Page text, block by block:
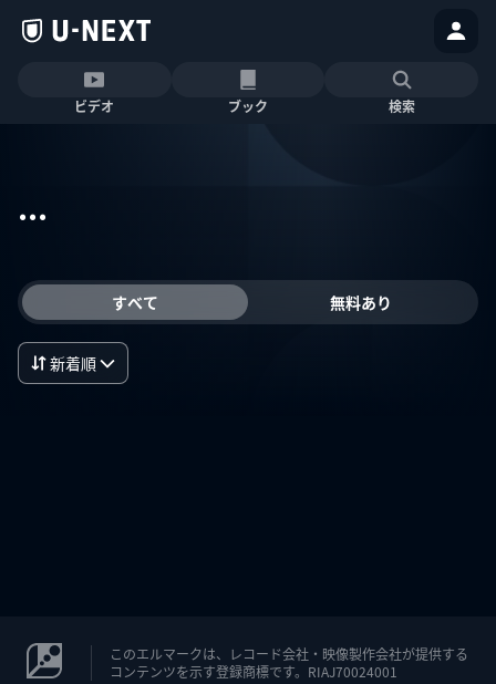
ビデオ ブック 検索
...
すべて 無料あり
新着順
このエルマークは、レコード会社・映像製作会社が提供する
コンテンツを示す登録商標です。RIAJ70024001